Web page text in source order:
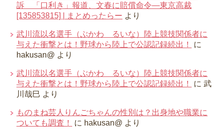
訴 「口利き」報道、文春に賠償命令―東京高裁
[135853815] | まとめったらー より
武川流以名選手（ぶかわ るいな）陸上競技関係者に
与えた衝撃とは！野球から陸上で公認記録続出！
に
hakusan@ より
武川流以名選手（ぶかわ るいな）陸上競技関係者に
与えた衝撃とは！野球から陸上で公認記録続出！
に 武
川哉巳 より
ものまね芸人りんごちゃんの性別は？出身地や職業に
ついても調査！
に hakusan@ より